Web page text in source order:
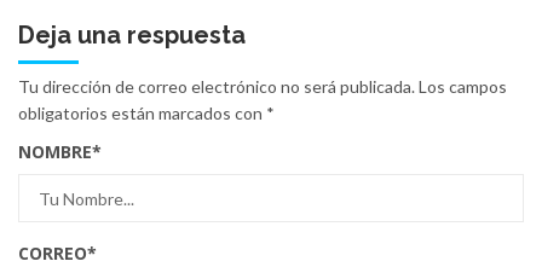
Deja una respuesta
Tu dirección de correo electrónico no será publicada.Los campos
obligatorios están marcados con *
NOMBRE*
CORREO*